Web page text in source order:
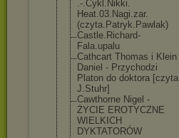
.-.Cykl.Nikki.
Heat.03.Nagi.zar.
(czyta.Patryk.Pawlak)
Castle.Richard-
Fala.upalu
Cathcart Thomas i Klein
Daniel - Przychodzi
Platon do doktora [czyta
J.Stuhr]
Cawthorne Nigel -
ŻYCIE EROTYCZNE
WIELKICH
DYKTATORÓW